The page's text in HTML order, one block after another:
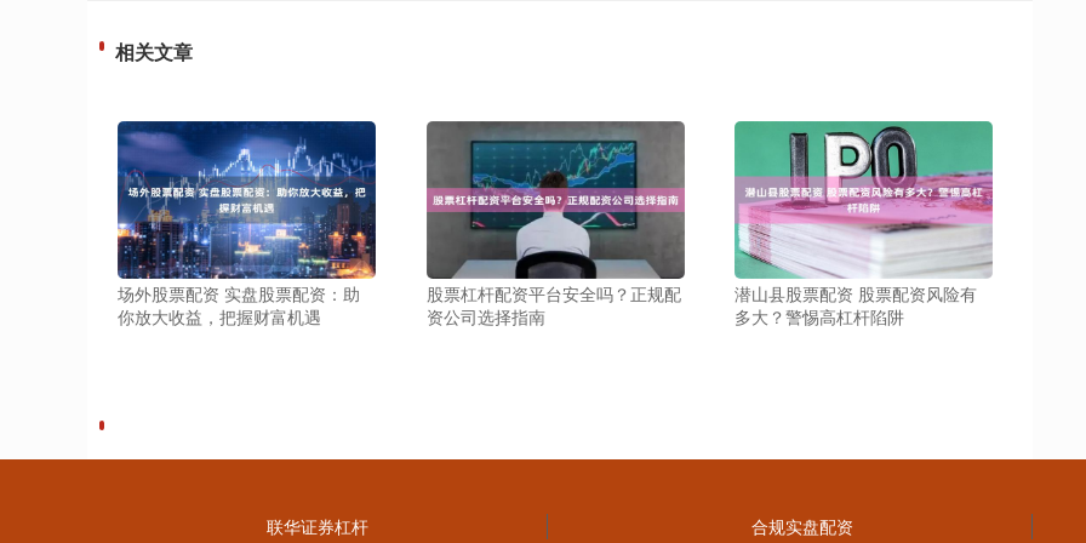
相关文章
场外股票配资 实盘股票配资：助
你放大收益，把握财富机遇
股票杠杆配资平台安全吗？正规配
资公司选择指南
潜山县股票配资 股票配资风险有
多大？警惕高杠杆陷阱
联华证券杠杆 合规实盘配资